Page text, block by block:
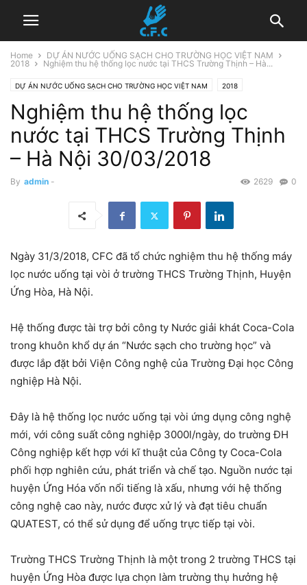
Home
DỰ ÁN NƯỚC UỐNG SẠCH CHO TRƯỜNG HỌC VIỆT NAM
2018
Nghiệm thu hệ thống lọc nước tại THCS Trường Thịnh – Hà...
DỰ ÁN NƯỚC UỐNG SẠCH CHO TRƯỜNG HỌC VIỆT NAM 2018
Nghiệm thu hệ thống lọc
nước tại THCS Trường Thịnh
– Hà Nội 30/03/2018
By admin - 0
2629
Ngày 31/3/2018, CFC đã tổ chức nghiệm thu hệ thống máy
lọc nước uống tại vòi ở trường THCS Trường Thịnh, Huyện
Ứng Hòa, Hà Nội.
Hệ thống được tài trợ bởi công ty Nước giải khát Coca-Cola
trong khuôn khổ dự án “Nước sạch cho trường học” và
được lắp đặt bởi Viện Công nghệ của Trường Đại học Công
nghiệp Hà Nội.
Đây là hệ thống lọc nước uống tại vòi ứng dụng công nghệ
mới, với công suất công nghiệp 3000l/ngày, do trường ĐH
Công nghiệp kết hợp với kĩ thuật của Công ty Coca-Cola
phối hợp nghiên cứu, phát triển và chế tạo. Nguồn nước tại
huyện Ứng Hóa vốn nổi tiếng là xấu, nhưng với hệ thống
công nghệ cao này, nước được xử lý và đạt tiêu chuẩn
QUATEST, có thể sử dụng để uống trực tiếp tại vòi.
Trường THCS Trường Thịnh là một trong 2 trường THCS tại
huyện Ứng Hòa được lựa chọn làm trường thụ hưởng hệ